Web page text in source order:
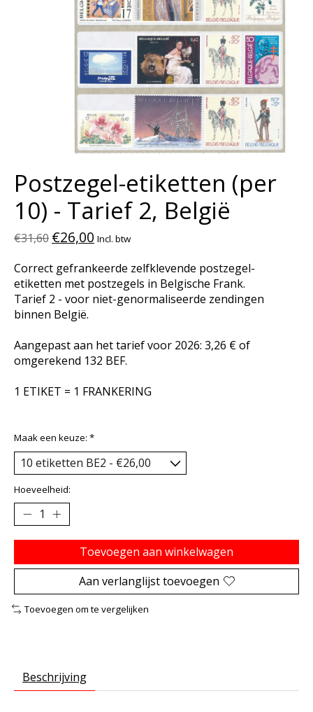
Postzegel-etiketten (per
10) - Tarief 2, België
€31,60 €26,00 Incl. btw
Correct gefrankeerde zelfklevende postzegel-
etiketten met postzegels in Belgische Frank.
Tarief 2 - voor niet-genormaliseerde zendingen
binnen België.
Aangepast aan het tarief voor 2026: 3,26 € of
omgerekend 132 BEF.
1 ETIKET = 1 FRANKERING
Maak een keuze: *
Hoeveelheid:
Toevoegen aan winkelwagen
Aan verlanglijst toevoegen
Toevoegen om te vergelijken
Beschrijving